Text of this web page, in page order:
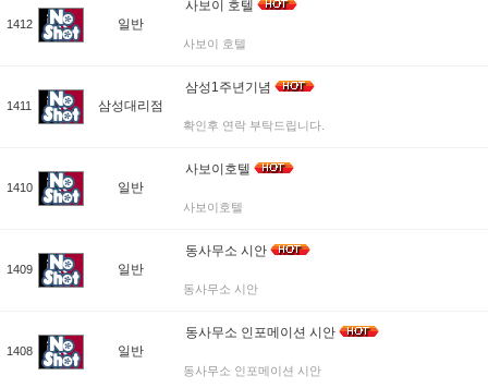
1412 일반
사보이 호텔
사보이 호텔
1411 삼성대리점
삼성1주년기념
확인후 연락 부탁드립니다.
1410 일반
사보이호텔
사보이호텔
1409 일반
동사무소 시안
동사무소 시안
1408 일반
동사무소 인포메이션 시안
동사무소 인포메이션 시안